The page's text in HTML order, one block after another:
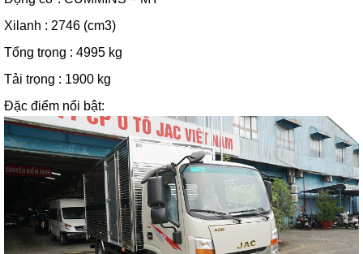
Xilanh : 2746 (cm3)
Tổng trọng : 4995 kg
Tải trọng : 1900 kg
Đặc điểm nổi bật: